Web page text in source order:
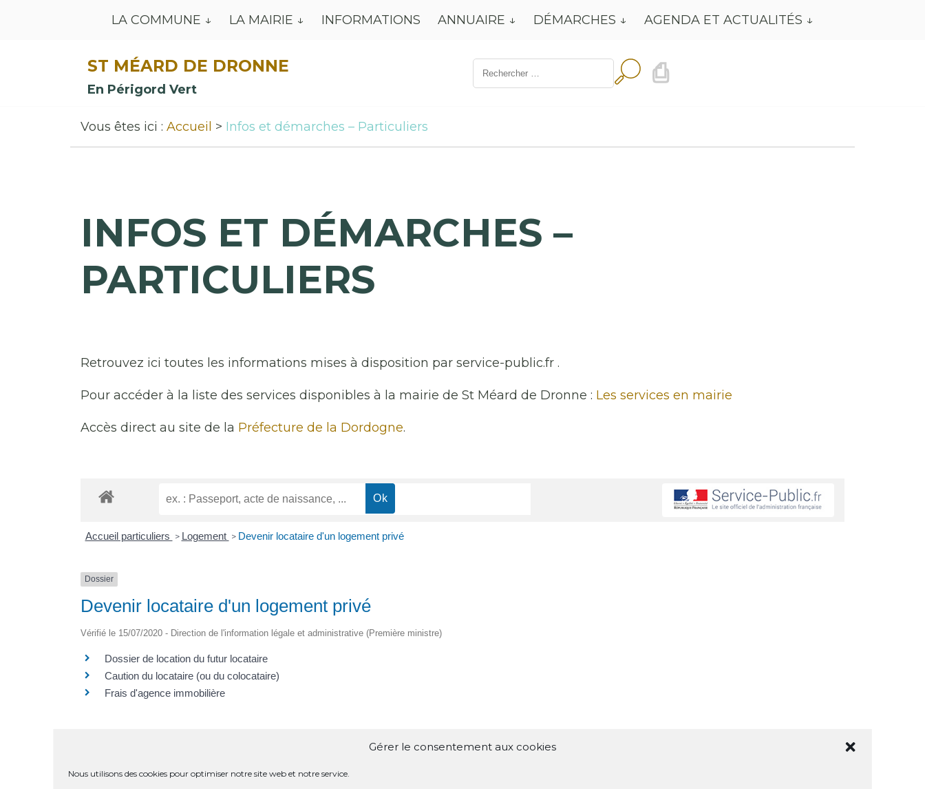
Gérer le consentement aux cookies
Nous utilisons des cookies pour optimiser notre site web et notre service.
LA COMMUNE LA MAIRIE INFORMATIONS ANNUAIRE DÉMARCHES AGENDA ET ACTUALITÉS
ST MÉARD DE DRONNE
En Périgord Vert
Résultat
de
⎙
Vous êtes ici : Accueil Infos et démarches – Particuliers
INFOS ET DÉMARCHES –
PARTICULIERS
Retrouvez ici toutes les informations mises à disposition par service-public.fr .
Pour accéder à la liste des services disponibles à la mairie de St Méard de Dronne : Les services en mairie
Accès direct au site de la Préfecture de la Dordogne.
Accueil particuliers > Logement > Devenir locataire d'un logement privé
Dossier
Devenir locataire d'un logement privé
Vérifié le 15/07/2020 - Direction de l'information légale et administrative (Première ministre)
Dossier de location du futur locataire
Caution du locataire (ou du colocataire)
Frais d'agence immobilière